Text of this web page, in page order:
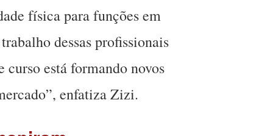
física para funções em
dessas profissionais
curso está formando novos
enfatiza Zizi.